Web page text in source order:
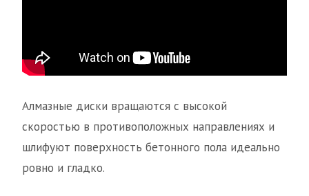
Алмазные диски вращаются с высокой
скоростью в противоположных направлениях и
шлифуют поверхность бетонного пола идеально
ровно и гладко.